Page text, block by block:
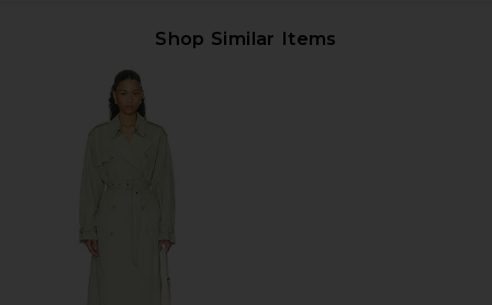
Shop Similar Items